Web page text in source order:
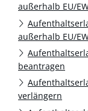
außerhalb EU/
außerhalb EU/
beantragen
verlängern